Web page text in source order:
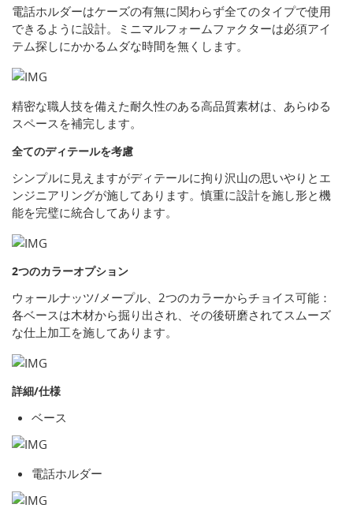
電話ホルダーはケーズの有無に関わらず全てのタイプで使用
できるように設計。ミニマルフォームファクターは必須アイ
テム探しにかかるムダな時間を無くします。
精密な職人技を備えた耐久性のある高品質素材は、あらゆる
スペースを補完します。
全てのディテールを考慮
シンプルに見えますがディテールに拘り沢山の思いやりとエ
ンジニアリングが施してあります。慎重に設計を施し形と機
能を完璧に統合してあります。
2つのカラーオプション
ウォールナッツ/メープル、2つのカラーからチョイス可能：
各ベースは木材から掘り出され、その後研磨されてスムーズ
な仕上加工を施してあります。
詳細/仕様
ベース
電話ホルダー